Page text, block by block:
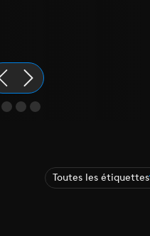
Toutes les étiquettes